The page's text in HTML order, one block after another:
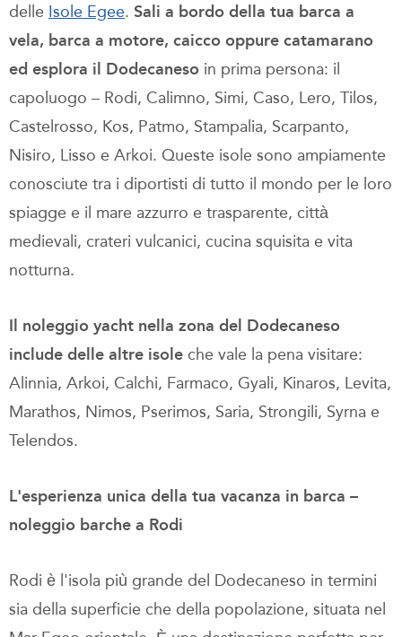
delle Isole Egee. Sali a bordo della tua barca a
vela, barca a motore, caicco oppure catamarano
ed esplora il Dodecaneso in prima persona: il
capoluogo – Rodi, Calimno, Simi, Caso, Lero, Tilos,
Castelrosso, Kos, Patmo, Stampalia, Scarpanto,
Nisiro, Lisso e Arkoi. Queste isole sono ampiamente
conosciute tra i diportisti di tutto il mondo per le loro
spiagge e il mare azzurro e trasparente, città
medievali, crateri vulcanici, cucina squisita e vita
notturna.
Il noleggio yacht nella zona del Dodecaneso
include delle altre isole che vale la pena visitare:
Alinnia, Arkoi, Calchi, Farmaco, Gyali, Kinaros, Levita,
Marathos, Nimos, Pserimos, Saria, Strongili, Syrna e
Telendos.
L'esperienza unica della tua vacanza in barca –
noleggio barche a Rodi
Rodi è l'isola più grande del Dodecaneso in termini
sia della superficie che della popolazione, situata nel